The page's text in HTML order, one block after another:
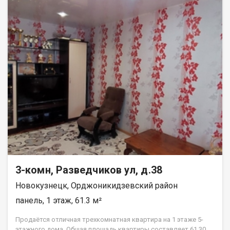
комфортном третьем этаже. * Во дворе парковка, двор
чистый и ухоженный. * По всей квартире натяжные потолки. *
Окна ПВХ. * Балкон застеклен. * Санузел отделан кафелем. * В
коридоре большой шкаф-купе. * Зал 18,4 м?. * Комнаты 10,2
м? и 14,1 м?. * Кухня 5,2 м?. Дополнительная информация: *
Помощь в оформлении ипотеки и продаже вашей
недвижимости. * Звоните, записывайтесь на просмотр!
Анастасия Шалонская
3-комн, Разведчиков ул, д.38
Новокузнецк, Орджоникидзевский район
панель, 1 этаж, 61.3 м²
Продаётся отличная трехкомнатная квартира на 1 этаже 5-